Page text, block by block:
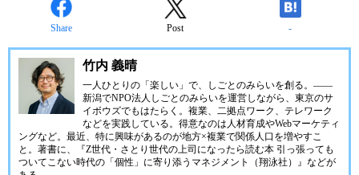
Share Post -
竹内 義晴
一人ひとりの「楽しい」で、しごとのみらいを創る。――
新潟でNPO法人しごとのみらいを運営しながら、東京のサ
イボウズでもはたらく。複業、二拠点ワーク、テレワーク
などを実践している。得意なのは人材育成やWebマーケティ
ングなど。最近、特に興味があるのが地方×複業で関係人口を増やすこ
と。著書に、『Z世代・さとり世代の上司になったら読む本 引っ張っても
ついてこない時代の「個性」に寄り添うマネジメント（翔泳社）』などが